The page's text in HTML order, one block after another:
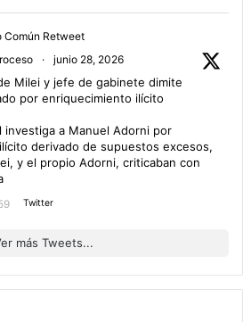
Común Retweet
· junio 28, 2026
Milei y jefe de gabinete dimite
por enriquecimiento ilícito
investiga a Manuel Adorni por
derivado de supuestos excesos,
y el propio Adorni, criticaban con
Twitter
más Tweets...